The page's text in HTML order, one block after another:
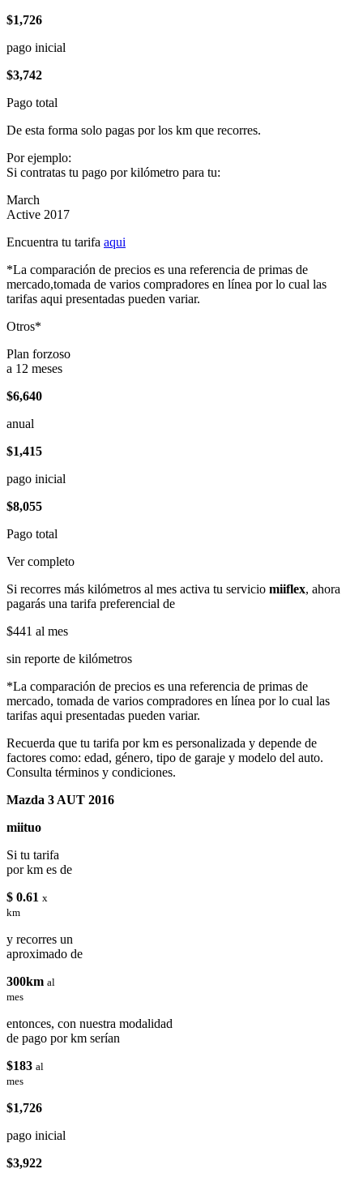
$1,726
pago inicial
$3,742
Pago total
De esta forma solo pagas por los km que recorres.
Por ejemplo:
Si contratas tu pago por kilómetro para tu:
March
Active 2017
Encuentra tu tarifa aqui
*La comparación de precios es una referencia de primas de
mercado,tomada de varios compradores en línea por lo cual las
tarifas aqui presentadas pueden variar.
Otros*
Plan forzoso
a 12 meses
$6,640
anual
$1,415
pago inicial
$8,055
Pago total
Ver completo
Si recorres más kilómetros al mes activa tu servicio miiflex, ahora
pagarás una tarifa preferencial de
$441 al mes
sin reporte de kilómetros
*La comparación de precios es una referencia de primas de
mercado, tomada de varios compradores en línea por lo cual las
tarifas aqui presentadas pueden variar.
Recuerda que tu tarifa por km es personalizada y depende de
factores como: edad, género, tipo de garaje y modelo del auto.
Consulta términos y condiciones.
Mazda 3 AUT 2016
miituo
Si tu tarifa
por km es de
$ 0.61 x
km
y recorres un
aproximado de
300km al
mes
entonces, con nuestra modalidad
de pago por km serían
$183 al
mes
$1,726
pago inicial
$3,922